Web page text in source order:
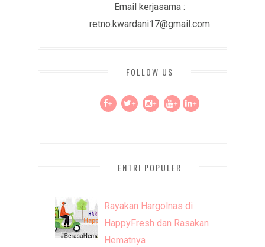
Email kerjasama :
retno.kwardani17@gmail.com
FOLLOW US
+ + + + +
ENTRI POPULER
Rayakan Hargolnas di
HappyFresh dan Rasakan
Hematnya